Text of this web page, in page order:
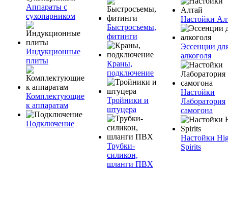
Аппараты с
сухопарником
Индукционные
плиты
Комплектующие
к аппаратам
Подключение
Быстросъемы,
фитинги
Краны,
подключение
Тройники и
штуцера
Трубки-
силикон,
шланги ПВХ
Настойки
Эссенции
алкоголя
Настойки
Лаборатория
самогона
Настойки
Spirits